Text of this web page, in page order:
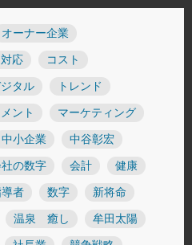
オーナー企業
応 コスト
タル トレンド
ント マーケティング
中小企業 中谷彰宏
の数字 会計 健康
者 数字 新将命
温泉 癒し 牟田太陽